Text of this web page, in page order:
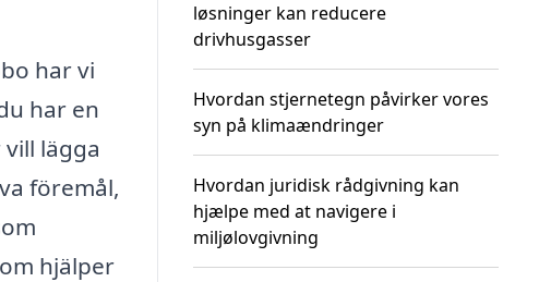
har vi
har en
lägga
föremål,
hjälper
løsninger kan reducere
drivhusgasser
Hvordan stjernetegn påvirker vores
syn på klimaændringer
Hvordan juridisk rådgivning kan
hjælpe med at navigere i
miljølovgivning